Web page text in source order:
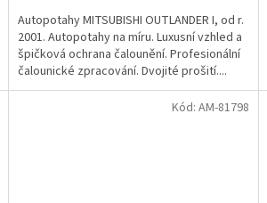
Autopotahy MITSUBISHI OUTLANDER I, od r.
2001. Autopotahy na míru. Luxusní vzhled a
špičková ochrana čalounění. Profesionální
čalounické zpracování. Dvojité prošití....
Kód: AM-81798